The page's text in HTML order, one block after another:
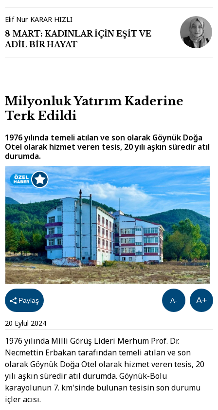
Elif Nur KARAR HIZLI
8 MART: KADINLAR İÇİN EŞİT VE
ADİL BİR HAYAT
Milyonluk Yatırım Kaderine
Terk Edildi
1976 yılında temeli atılan ve son olarak Göynük Doğa
Otel olarak hizmet veren tesis, 20 yılı aşkın süredir atıl
durumda.
Paylaş A+
A-
20 Eylül 2024
1976 yılında Milli Görüş Lideri Merhum Prof. Dr.
Necmettin Erbakan tarafından temeli atılan ve son
olarak Göynük Doğa Otel olarak hizmet veren tesis, 20
yılı aşkın süredir atıl durumda. Göynük-Bolu
karayolunun 7. km'sinde bulunan tesisin son durumu
içler acısı.